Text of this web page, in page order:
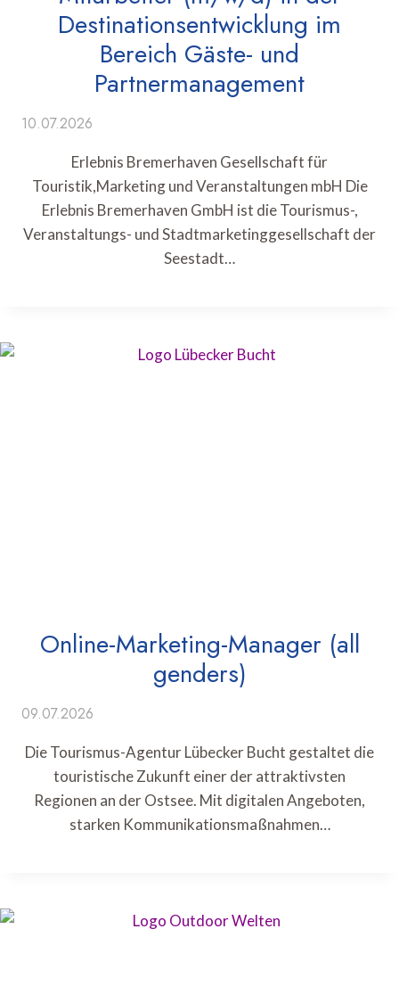
Destinationsentwicklung im
Bereich Gäste- und
Partnermanagement
10.07.2026
Erlebnis Bremerhaven Gesellschaft für
Touristik,Marketing und Veranstaltungen mbH Die
Erlebnis Bremerhaven GmbH ist die Tourismus-,
Veranstaltungs- und Stadtmarketinggesellschaft der
Seestadt…
Online-Marketing-Manager (all
genders)
09.07.2026
Die Tourismus-Agentur Lübecker Bucht gestaltet die
touristische Zukunft einer der attraktivsten
Regionen an der Ostsee. Mit digitalen Angeboten,
starken Kommunikationsmaßnahmen…